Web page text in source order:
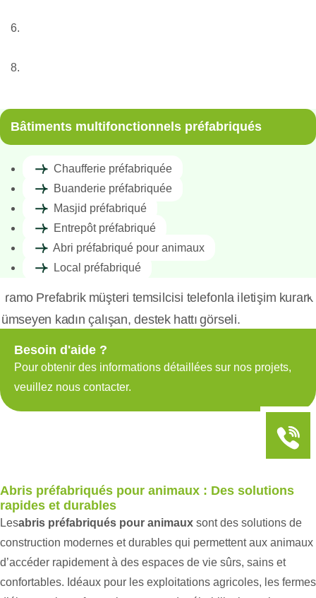
Bâtiments multifonctionnels préfabriqués
Chaufferie préfabriquée
Buanderie préfabriquée
Masjid préfabriqué
Entrepôt préfabriqué
Abri préfabriqué pour animaux
Local préfabriqué
Besoin d'aide ?
Pour obtenir des informations détaillées sur nos projets,
veuillez nous contacter.
Abris préfabriqués pour animaux : Des solutions
rapides et durables
Lesabris préfabriqués pour animaux sont des solutions de
construction modernes et durables qui permettent aux animaux
d’accéder rapidement à des espaces de vie sûrs, sains et
confortables. Idéaux pour les exploitations agricoles, les fermes